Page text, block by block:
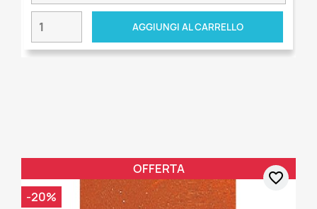
AGGIUNGI AL CARRELLO
OFFERTA
-20%
favorite_border